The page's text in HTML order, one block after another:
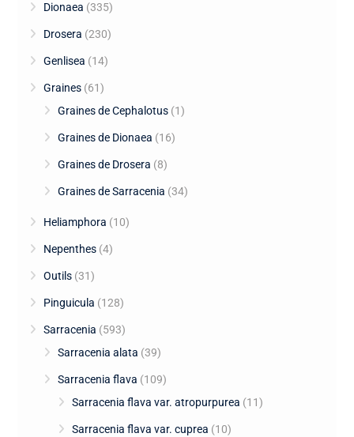
Dionaea (335)
Drosera (230)
Genlisea (14)
Graines (61)
Graines de Cephalotus (1)
Graines de Dionaea (16)
Graines de Drosera (8)
Graines de Sarracenia (34)
Heliamphora (10)
Nepenthes (4)
Outils (31)
Pinguicula (128)
Sarracenia (593)
Sarracenia alata (39)
Sarracenia flava (109)
Sarracenia flava var. atropurpurea (11)
Sarracenia flava var. cuprea (10)